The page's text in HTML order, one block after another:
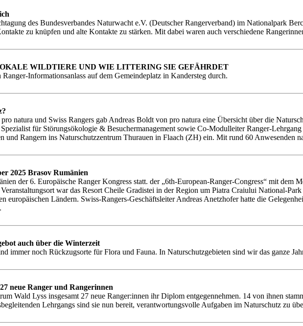
des Bundesverbandes Naturwacht e.V. (Deutscher Rangerverband) im Nationalpark
zu knüpfen und alte Kontakte zu stärken. Mit dabei waren auch verschiedene
WILDTIERE UND WIE LITTERING SIE GEFÄHRDET
Informationsanlass auf dem Gemeindeplatz in Kandersteg durch.
natura und Swiss Rangers gab Andreas Boldt von pro natura eine Übersicht über die
für Störungsökologie & Besuchermanagement sowie Co-Modulleiter Ranger-
und Rangern ins Naturschutzzentrum Thurauen in Flaach (ZH) ein. Mit rund 60 Anwesenden
2025 Brasov Rumänien
der 6. Europäische Ranger Kongress statt. der „6th-European-Ranger-Congress“ mit dem
war das Resort Cheile Gradistei in der Region um Piatra Craiului National-
europäischen Ländern. Swiss-Rangers-Geschäftsleiter Andreas Anetzhofer hatte die
auch über die Winterzeit
immer noch Rückzugsorte für Flora und Fauna. In Naturschutzgebieten sind wir das ganze
neue Ranger und Rangerinnen
Wald Lyss insgesamt 27 neue Ranger:innen ihr Diplom entgegennehmen. 14 von ihnen
Lehrgangs sind sie nun bereit, verantwortungsvolle Aufgaben im Naturschutz zu